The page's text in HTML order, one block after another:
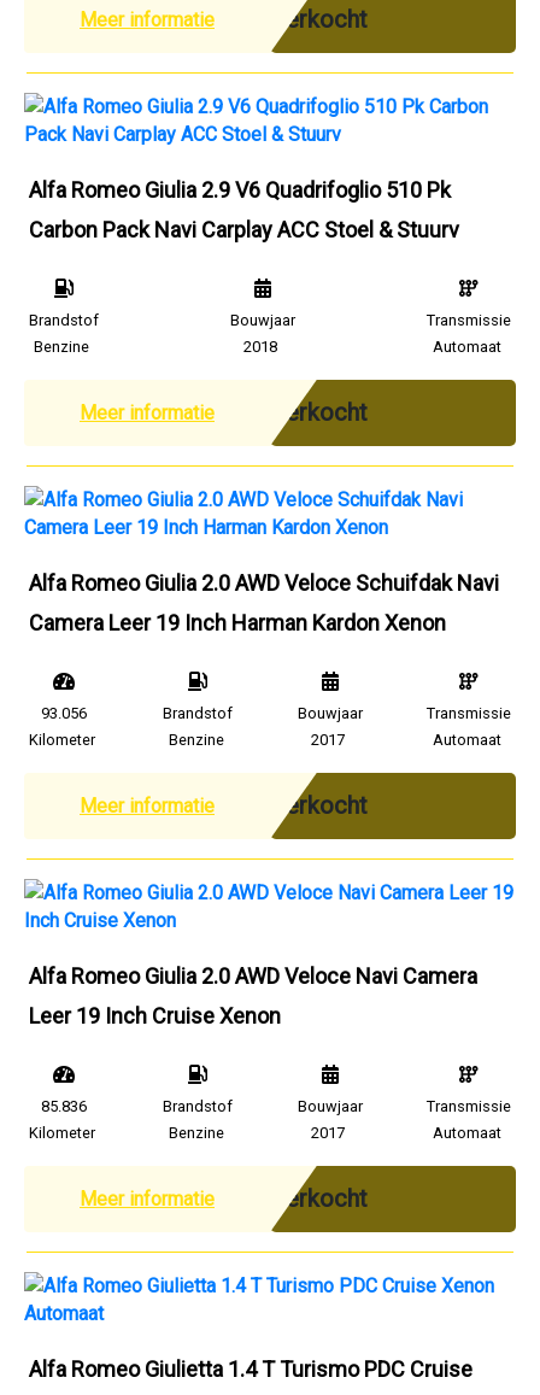
Meer informatie Verkocht
Alfa Romeo Giulia 2.9 V6 Quadrifoglio 510 Pk
Carbon Pack Navi Carplay ACC Stoel & Stuurv
Brandstof
Benzine
Bouwjaar
2018
Transmissie
Automaat
Meer informatie Verkocht
Alfa Romeo Giulia 2.0 AWD Veloce Schuifdak Navi
Camera Leer 19 Inch Harman Kardon Xenon
93.056
Kilometer
Brandstof
Benzine
Bouwjaar
2017
Transmissie
Automaat
Meer informatie Verkocht
Alfa Romeo Giulia 2.0 AWD Veloce Navi Camera
Leer 19 Inch Cruise Xenon
85.836
Kilometer
Brandstof
Benzine
Bouwjaar
2017
Transmissie
Automaat
Meer informatie Verkocht
Alfa Romeo Giulietta 1.4 T Turismo PDC Cruise